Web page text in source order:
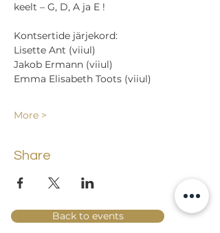
keelt – G, D, A ja E !
Kontsertide järjekord:
Lisette Ant (viiul)
Jakob Ermann (viiul)
Emma Elisabeth Toots (viiul)
More >
Share
Back to events